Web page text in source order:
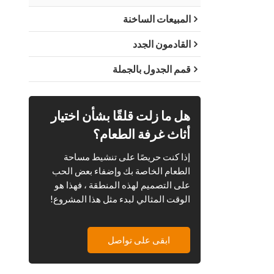
المبيعات الساخنة
القادمون الجدد
قمم الجدول بالجملة
هل ما زلت قلقًا بشأن اختيار
أثاث غرفة الطعام؟
إذا كنت حريصًا على تنشيط مساحة
الطعام الخاصة بك وإضفاء بعض الحب
على التصميم لهذه المنطقة ، فهذا هو
الوقت المثالي لبدء مثل هذا المشروع!
ابقى على تواصل